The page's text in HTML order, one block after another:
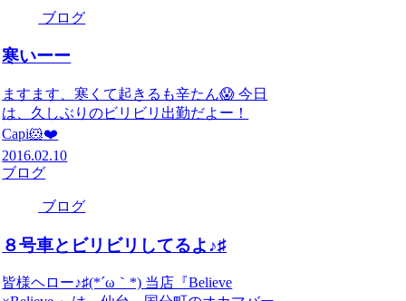
ブログ
寒いーー
ますます、寒くて起きるも辛たん😱 今日
は、久しぶりのビリビリ出勤だよー！
Capi🐹❤️
2016.02.10
ブログ
ブログ
８号車とビリビリしてるよ♪♯
皆様ヘロー♪♯(*´ω｀*) 当店『Believe